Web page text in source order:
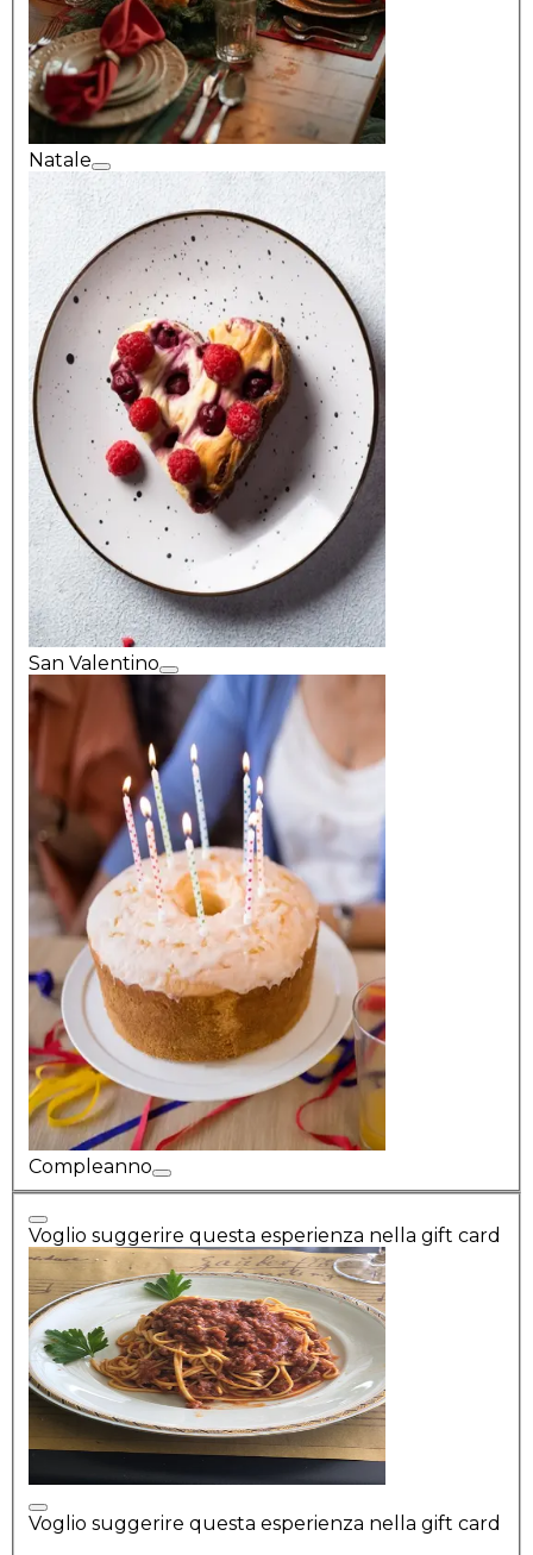
Natale
San Valentino
Compleanno
Voglio suggerire questa esperienza nella gift card
Voglio suggerire questa esperienza nella gift card